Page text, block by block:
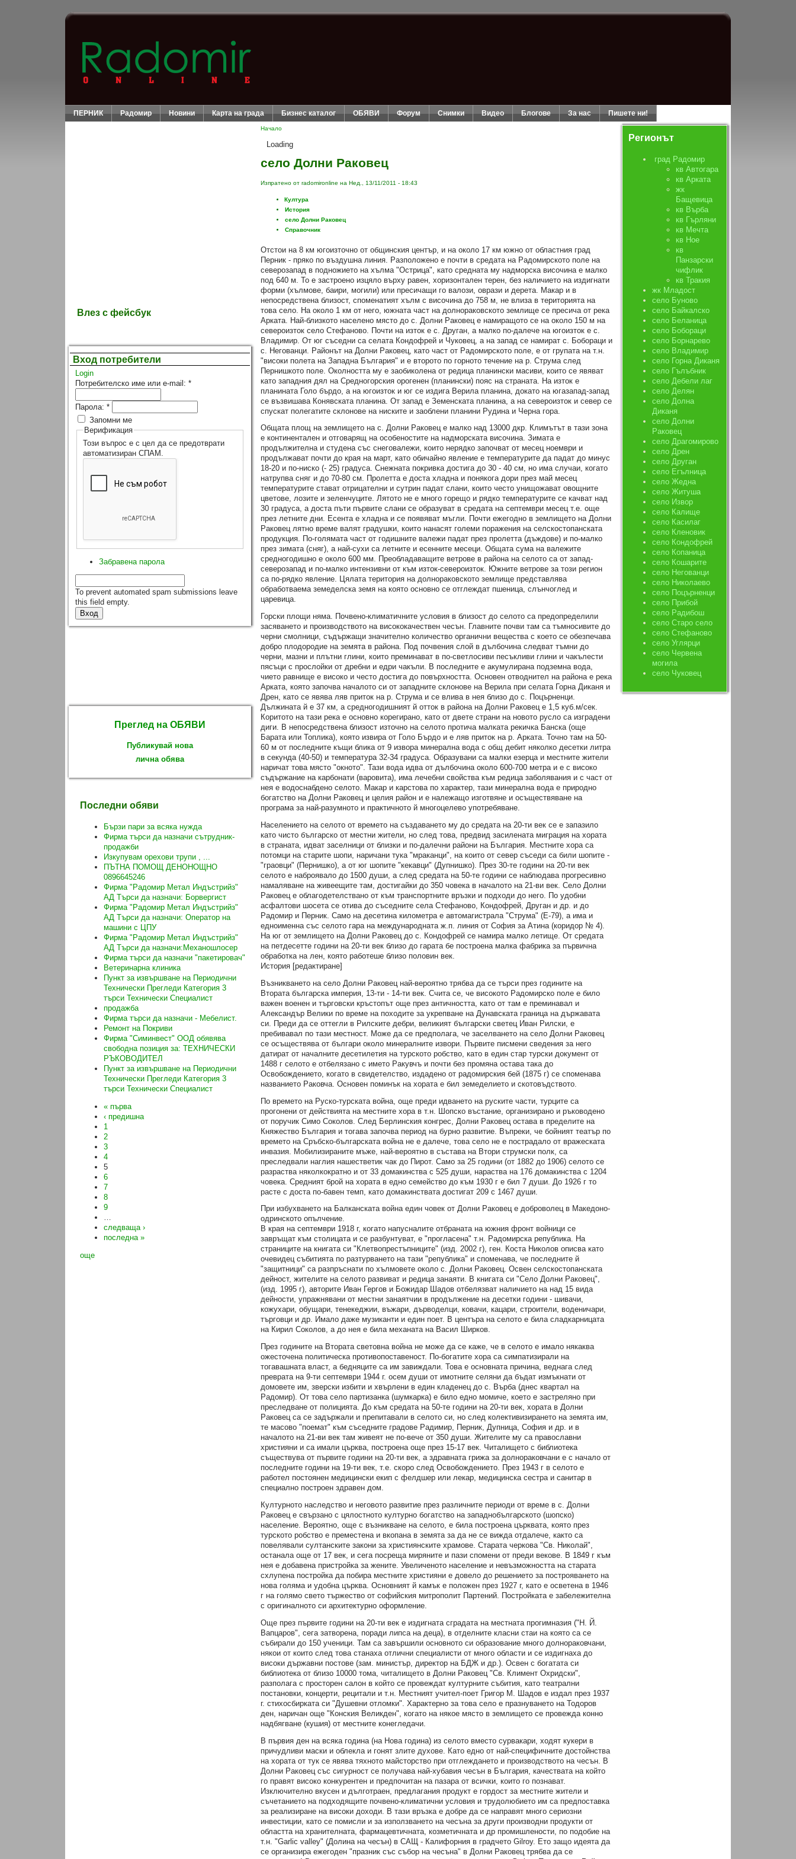
ПЕРНИК Радомир Новини Карта на града Бизнес каталог ОБЯВИ Форум Снимки Видео Блогове За нас Пишете ни!
Влез с фейсбук
Вход потребители
Login
Потребителско име или e-mail: *
Парола: *
Запомни ме
Верификация
Този въпрос е с цел да се предотврати
автоматизиран СПАМ.
Забравена парола
To prevent automated spam submissions leave
this field empty.
Преглед на ОБЯВИ
Публикувай нова
лична обява
Последни обяви
Бързи пари за всяка нужда
Фирма търси да назначи сътрудник-
продажби
Изкупувам орехови трупи , ...
ПЪТНА ПОМОЩ ДЕНОНОЩНО
0896645246
Фирма "Радомир Метал Индъстрийз"
АД Търси да назначи: Борвергист
Фирма "Радомир Метал Индъстрийз"
АД Търси да назначи: Оператор на
машини с ЦПУ
Фирма "Радомир Метал Индъстрийз"
АД Търси да назначи:Механошлосер
Фирма търси да назначи "пакетировач"
Ветеринарна клиника
Пункт за извършване на Периодични
Технически Прегледи Категория 3
търси Технически Специалист
продажба
Фирма търси да назначи - Мебелист.
Ремонт на Покриви
Фирма "Симинвест" ООД обявява
свободна позиция за: ТЕХНИЧЕСКИ
РЪКОВОДИТЕЛ
Пункт за извършване на Периодични
Технически Прегледи Категория 3
търси Технически Специалист
« първа
‹ предишна
1
2
3
4
5
6
7
8
9
…
следваща ›
последна »
още
Начало
Loading
село Долни Раковец
Изпратено от radomironline на Нед., 13/11/2011 - 18:43
Култура
История
село Долни Раковец
Справочник
Отстои на 8 км югоизточно от общинския център, и на около 17 км южно от областния град
Перник - пряко по въздушна линия. Разположено е почти в средата на Радомирското поле на
северозапад в подножието на хълма "Острица", като средната му надморска височина е малко
под 640 м. То е застроено изцяло върху равен, хоризонтален терен, без наличието на издигнати
форми (хълмове, баири, могили) или пресичащи го валози, оврази и дерета. Макар и в
непосредствена близост, споменатият хълм с височина до 758 м, не влиза в територията на
това село. На около 1 км от него, южната част на долнораковското землище се пресича от река
Арката. Най-близкото населено място до с. Долни Раковец е намиращото се на около 150 м на
североизток село Стефаново. Почти на изток е с. Друган, а малко по-далече на югоизток е с.
Владимир. От юг съседни са селата Кондофрей и Чуковец, а на запад се намират с. Бобораци и
с. Негованци. Районът на Долни Раковец, като част от Радомирското поле, е от групата на т.н.
"високи полета на Западна България" и е второто по горното течение на р. Струма след
Пернишкото поле. Околността му е заобиколена от редица планински масиви, които се явяват
като западния дял на Средногорския орогенен (планински) пояс на страната. На изток е
планината Голо бърдо, а на югоизток и юг се издига Верила планина, докато на югазапад-запад
се възвишава Конявската планина. От запад е Земенската планина, а на североизток и север се
спускат полегатите склонове на ниските и заоблени планини Рудина и Черна гора.
Общата площ на землището на с. Долни Раковец е малко над 13000 дкр. Климътът в тази зона
е континентален и отговарящ на особеностите на надморската височина. Зимата е
продължителна и студена със снеговалежи, които нерядко започват от месец ноември и
продължават почти до края на март, като обичайно явление е температурите да падат до минус
18-20 и по-ниско (- 25) градуса. Снежната покривка достига до 30 - 40 см, но има случаи, когато
натрупва сняг и до 70-80 см. Пролетта е доста хладна и понякога дори през май месец
температурите стават отрицателни и сутрин падат слани, които често унищожават овощните
цветове, лозите и зеленчуците. Лятото не е много горещо и рядко температурите се качват над
30 градуса, а доста пъти първите слани се образуват в средата на септември месец т.е. още
през летните дни. Есента е хладна и се появяват мъгли. Почти ежегодно в землището на Долни
Раковец лятно време валят градушки, които нанасят големи поражения на селскостопанската
продукция. По-голямата част от годишните валежи падат през пролетта (дъждове) и по-малко
през зимата (сняг), а най-сухи са летните и есенните месеци. Общата сума на валежите
средногодишно е около 600 мм. Преобладаващите ветрове в района на селото са от запад-
северозапад и по-малко интензивни от към изток-североизток. Южните ветрове за този регион
са по-рядко явление. Цялата територия на долнораковското землище представлява
обработваема земеделска земя на която основно се отглеждат пшеница, слънчоглед и
царевица.
Горски площи няма. Почвено-климатичните условия в близост до селото са предопределили
засяването и производството на висококачествен чесън. Главните почви там са тъмносивите до
черни смолници, съдържащи значително количество органични вещества с което се обезпечава
добро плодородие на земята в района. Под почвения слой в дълбочина следват тъмни до
черни, мазни и плътни глини, които преминават в по-светлосиви песъкливи глини и чакълести
пясъци с прослойки от дребни и едри чакъли. В последните е акумулирана подземна вода,
чието равнище е високо и често достига до повърхността. Основен отводнител на района е река
Арката, която започва началото си от западните склонове на Верила при селата Горна Диканя и
Дрен, като се явява ляв приток на р. Струма и се влива в нея близо до с. Поцърненци.
Дължината й е 37 км, а средногодишният й отток в района на Долни Раковец е 1,5 куб.м/сек.
Коритото на тази река е основно корегирано, като от двете страни на новото русло са изградени
диги. В непосредствена близост източно на селото протича малката рекичка Банска (още
Барата или Топлика), която извира от Голо Бърдо и е ляв приток на р. Арката. Точно там на 50-
60 м от последните къщи блика от 9 извора минерална вода с общ дебит няколко десетки литра
в секунда (40-50) и температура 32-34 градуса. Образувани са малки езерца и местните жители
наричат това място "окното". Тази вода идва от дълбочина около 600-700 метра и е с високо
съдържание на карбонати (варовита), има лечебни свойства към редица заболявания и с част от
нея е водоснабдено селото. Макар и карстова по характер, тази минерална вода е природно
богатство на Долни Раковец и целия район и е належащо изготвяне и осъществяване на
програма за най-разумното и практичното й многоцелево употребяване.
Населението на селото от времето на създаването му до средата на 20-ти век се е запазило
като чисто българско от местни жители, но след това, предвид засилената миграция на хората
в страната, идват заселници от близки и по-далечни райони на България. Местните хора са
потомци на старите шопи, наричани тука "мраканци", на които от север съседи са били шопите -
"граовци" (Пернишко), а от юг шопите "кекавци" (Дупнишко). През 30-те години на 20-ти век
селото е наброявало до 1500 души, а след средата на 50-те години се наблюдава прогресивно
намаляване на живеещите там, достигайки до 350 човека в началото на 21-ви век. Село Долни
Раковец е облагодетелствано от към транспортните връзки и подходи до него. По удобни
асфалтови шосета се отива до съседните села Стефаново, Кондофрей, Друган и др. и до
Радомир и Перник. Само на десетина километра е автомагистрала "Струма" (Е-79), а има и
едноименна със селото гара на международната ж.п. линия от София за Атина (коридор № 4).
На юг от землището на Долни Раковец до с. Кондофрей се намира малко летище. От средата
на петдесетте години на 20-ти век близо до гарата бе построена малка фабрика за първична
обработка на лен, която работеше близо половин век.
История [редактиране]
Възникването на село Долни Раковец най-вероятно трябва да се търси през годините на
Втората българска империя, 13-ти - 14-ти век. Счита се, че високото Радомирско поле е било
важен военен и търговски кръстопът още през античността, като от там е преминавал и
Александър Велики по време на походите за укрепване на Дунавската граница на държавата
си. Преди да се оттегли в Рилските дебри, великият български светец Иван Рилски, е
пребивавал по тази местност. Може да се предполага, че заселването на село Долни Раковец
се осъществява от българи около минералните извори. Първите писмени сведения за него
датират от началните десетилетия на турското робство, като в един стар турски документ от
1488 г селото е отбелязано с името Ракувчъ и почти без промяна остава така до
Освобождението, когато в свидетелство, издадено от радомирския бей (1875 г) се споменава
названието Раковча. Основен поминък на хората е бил земеделието и скотовъдството.
По времето на Руско-турската война, още преди идването на руските части, турците са
прогонени от действията на местните хора в т.н. Шопско въстание, организирано и ръководено
от поручик Симо Соколов. След Берлинския конгрес, Долни Раковец остава в пределите на
Княжество България и тогава започва период на бурно развитие. Въпреки, че бойният театър по
времето на Сръбско-българската война не е далече, това село не е пострадало от вражеската
инвазия. Мобилизираните мъже, най-вероятно в състава на Втори струмски полк, са
преследвали наглия нашестветик чак до Пирот. Само за 25 години (от 1882 до 1906) селото се
разраства няколкократно и от 33 домакинства с 525 души, нараства на 176 домакинства с 1204
човека. Средният брой на хората в едно семейство до към 1930 г е бил 7 души. До 1926 г то
расте с доста по-бавен темп, като домакинствата достигат 209 с 1467 души.
При избухването на Балканската война един човек от Долни Раковец е доброволец в Македоно-
одринското опълчение.
В края на септември 1918 г, когато напусналите отбраната на южния фронт войници се
завръщат към столицата и се разбунтуват, е "прогласена" т.н. Радомирска република. На
страниците на книгата си "Клетвопрестъпниците" (изд. 2002 г), ген. Коста Николов описва като
очевидец събитията по разтурването на тази "република" и споменава, че последните й
"защитници" са разпръснати по хълмовете около с. Долни Раковец. Освен селскостопанската
дейност, жителите на селото развиват и редица занаяти. В книгата си "Село Долни Раковец",
(изд. 1995 г), авторите Иван Гергов и Божидар Шадов отбелязват наличието на над 15 вида
дейности, упражнявани от местни занаятчии в продължение на десетки години - шивачи,
кожухари, обущари, тенекеджии, въжари, дърводелци, ковачи, кацари, строители, воденичари,
търговци и др. Имало даже музиканти и един поет. В центъра на селото е била сладкарницата
на Кирил Соколов, а до нея е била механата на Васил Ширков.
През годините на Втората световна война не може да се каже, че в селото е имало някаква
ожесточена политическа противопоставеност. По-богатите хора са симпатизирали на
тогавашната власт, а бедняците са им завиждали. Това е основната причина, веднага след
преврата на 9-ти септември 1944 г. осем души от имотните селяни да бъдат измъкнати от
домовете им, зверски избити и хвърлени в един кладенец до с. Върба (днес квартал на
Радомир). От това село партизанка (шумкарка) е било едно момиче, което е застреляно при
преследване от полицията. До към средата на 50-те години на 20-ти век, хората в Долни
Раковец са се задържали и препитавали в селото си, но след колективизирането на земята им,
те масово "поемат" към съседните градове Радимир, Перник, Дупница, София и др. и в
началото на 21-ви век там живеят не по-вече от 350 души. Жителите му са православни
християни и са имали църква, построена още през 15-17 век. Читалището с библиотека
съществува от първите години на 20-ти век, а здравната грижа за долнораковчани е с начало от
последните години на 19-ти век, т.е. скоро след Освобождението. През 1943 г в селото е
работел постоянен медицински екип с фелдшер или лекар, медицинска сестра и санитар в
специално построен здравен дом.
Културното наследство и неговото развитие през различните периоди от време в с. Долни
Раковец е свързано с цялостното културно богатство на западнобългарското (шопско)
население. Вероятно, още с възникване на селото, е била построена църквата, която през
турското робство е преместена и вкопана в земята за да не се вижда отдалече, както са
повелявали султанските закони за християнските храмове. Старата черкова "Св. Николай",
останала още от 17 век, и сега посреща миряните и пази спомени от преди векове. В 1849 г към
нея е добавена пристройка за жените. Увеличеното население и невъзможността на старата
схлупена постройка да побира местните християни е довело до решението за построяването на
нова голяма и удобна църква. Основният й камък е положен през 1927 г, като е осветена в 1946
г на голямо свето тържество от софийския митрополит Партений. Постройката е забележителна
с оригиналното си архитектурно оформление.
Още през първите години на 20-ти век е издигната сградата на местната прогимназия ("Н. Й.
Вапцаров", сега затворена, поради липса на деца), в отделните класни стаи на която са се
събирали до 150 ученици. Там са завършили основното си образование много долнораковчани,
някои от които след това станаха отлични специалисти от много области и се издигнаха до
високи държавни постове (зам. министър, директор на БДЖ и др.). Освен с богатата си
библиотека от близо 10000 тома, читалището в Долни Раковец "Св. Климент Охридски",
разполага с просторен салон в който се провеждат културните събития, като театрални
постановки, концерти, рецитали и т.н. Местният учител-поет Григор М. Шадов е издал през 1937
г. стихосбирката си "Душевни отломки". Характерно за това село е празнуването на Тодоров
ден, наричан още "Конския Великден", когато на някое място в землището се провежда конно
надбягване (кушия) от местните конегледачи.
В първия ден на всяка година (на Нова година) из селото вместо сурвакари, ходят кукери в
причудливи маски и облекла и гонят злите духове. Като едно от най-специфичните достойнства
на хората от тук се явява тяхното майсторство при отглеждането и производството на чесън. В
Долни Раковец със сигурност се получава най-хубавия чесън в България, качествата на който
го правят високо конкурентен и предпочитан на пазара от всички, които го познават.
Изключително вкусен и дълготраен, предлагания продукт е гордост за местните жители и
съчетанието на подходящите почвено-климатични условия и трудолюбието им са предпоставка
за реализиране на високи доходи. В тази връзка е добре да се направят много сериозни
инвестиции, като се помисли и за използването на чесъна за други производни продукти от
областта на хранителната, фармацевтичната, козметичната и др промишлености, по подобие на
т.н. "Garlic valley" (Долина на чесън) в САЩ - Калифорния в градчето Gilroy. Ето защо идеята да
се организира ежегоден "празник със събор на чесъна" в Долни Раковец трябва да се
Регионът
град Радомир
кв Автогара
кв Арката
жк
Бащевица
кв Върба
кв Гърляни
кв Мечта
кв Ное
кв
Панзарски
чифлик
кв Тракия
жк Младост
село Буново
село Байкалско
село Беланица
село Бобораци
село Борнарево
село Владимир
село Горна Диканя
село Гълъбник
село Дебели лаг
село Делян
село Долна
Диканя
село Долни
Раковец
село Драгомирово
село Дрен
село Друган
село Егълница
село Жедна
село Житуша
село Извор
село Калище
село Касилаг
село Кленовик
село Кондофрей
село Копаница
село Кошарите
село Негованци
село Николаево
село Поцърненци
село Прибой
село Радибош
село Старо село
село Стефаново
село Углярци
село Червена
могила
село Чуковец